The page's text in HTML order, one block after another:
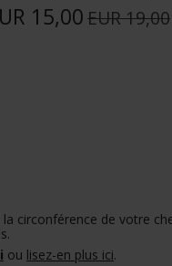
15,00EUR 19,00
circonférence de votre
ou lisez-en plus ici.